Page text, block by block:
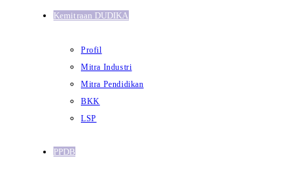
Kemitraan DUDIKA
Profil
Mitra Industri
Mitra Pendidikan
BKK
LSP
PPDB